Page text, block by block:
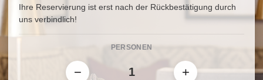
Ihre Reservierung ist erst nach der Rückbestätigung durch
uns verbindlich!
PERSONEN
− +